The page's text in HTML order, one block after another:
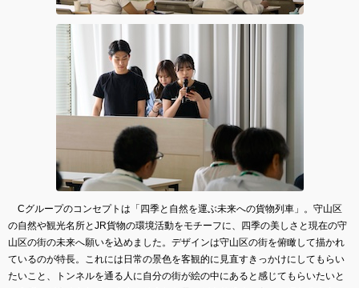
Cグループのコンセプトは「四季と自然を運ぶ未来への貨物列車」。守山区
の自然や観光名所とJR貨物の環境活動をモチーフに、四季の美しさと現在の守
山区の街の未来へ願いを込めました。デザインは守山区の街を俯瞰して描かれ
ているのが特長。これには日常の景色を客観的に見直すきっかけにしてもらい
たいこと、トンネルを通る人に自分の街が絵の中にあると感じてもらいたいと